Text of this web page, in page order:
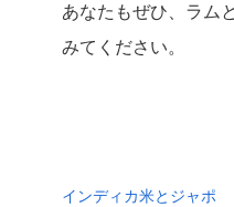
あなたもぜひ、ラム
みてください。
インディカ米とジャポ